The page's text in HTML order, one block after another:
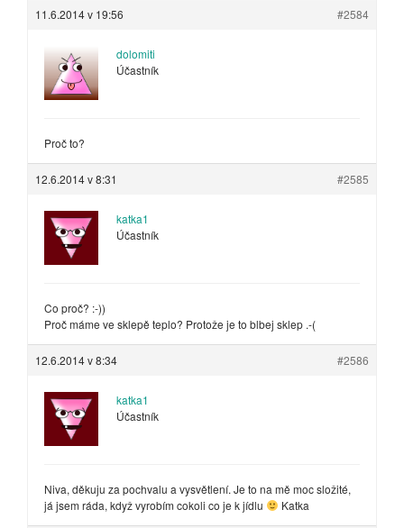
11.6.2014 v 19:56 #2584
dolomiti
Účastník
Proč to?
12.6.2014 v 8:31 #2585
katka1
Účastník
Co proč? :-))
Proč máme ve sklepě teplo? Protože je to blbej sklep .-(
12.6.2014 v 8:34 #2586
katka1
Účastník
Niva, děkuju za pochvalu a vysvětlení. Je to na mě moc složité,
já jsem ráda, když vyrobím cokoli co je k jídlu
Katka